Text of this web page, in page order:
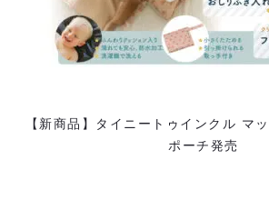
【新商品】タイニートゥインクル マ
ポーチ発売